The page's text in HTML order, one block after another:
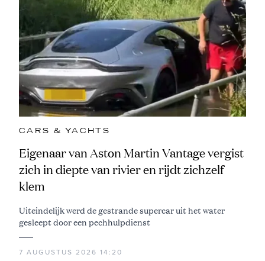
CARS & YACHTS
Eigenaar van Aston Martin Vantage vergist
zich in diepte van rivier en rijdt zichzelf
klem
Uiteindelijk werd de gestrande supercar uit het water
gesleept door een pechhulpdienst
7 AUGUSTUS 2026 14:20